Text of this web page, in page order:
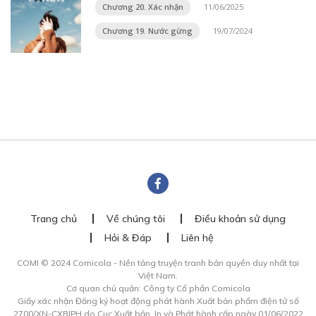
Chương 20. Xác nhận 11/06/2025
Chương 19. Nước gừng 19/07/2024
Trang chủ Về chúng tôi
Điều khoản sử dụng
Hỏi & Đáp
Liên hệ
COMI © 2024 Comicola - Nền tảng truyện tranh bản quyền duy nhất tại
Việt Nam.
Cơ quan chủ quản: Công ty Cổ phần Comicola
Giấy xác nhận Đăng ký hoạt động phát hành Xuất bản phẩm điện tử số
2700/XN-CXBIPH do Cục Xuất bản, In và Phát hành cấp ngày 01/06/2022